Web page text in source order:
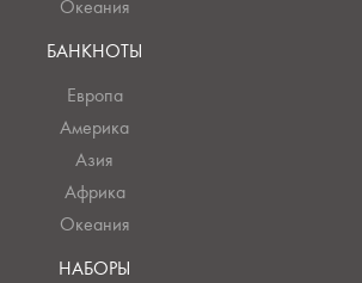
Океания
БАНКНОТЫ
Европа
Америка
Азия
Африка
Океания
НАБОРЫ